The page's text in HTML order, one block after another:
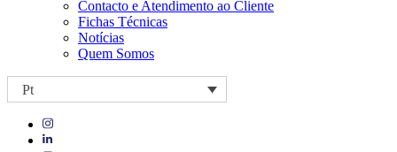
Contacto e Atendimento ao Cliente
Fichas Técnicas
Notícias
Quem Somos
Pt
Visit
Visit